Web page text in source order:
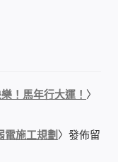
！馬年行大運！ 〉
電施工規劃 〉發佈留